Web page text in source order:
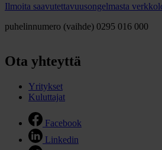
Ilmoita saavutettavuusongelmasta
puhelinnumero (vaihde) 0295 016 000
Ota yhteyttä
Yritykset
Kuluttajat
Facebook
Linkedin